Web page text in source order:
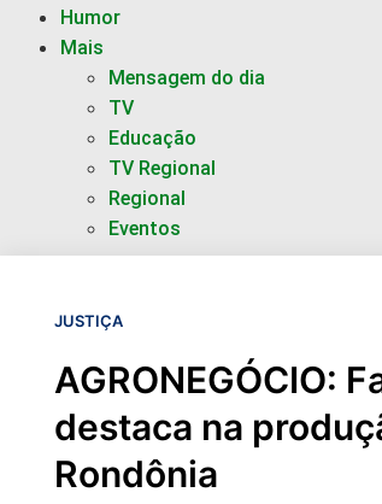
Humor
Mais
Mensagem do dia
TV
Educação
TV Regional
Regional
Eventos
JUSTIÇA
AGRONEGÓCIO:
destaca na
Rondônia